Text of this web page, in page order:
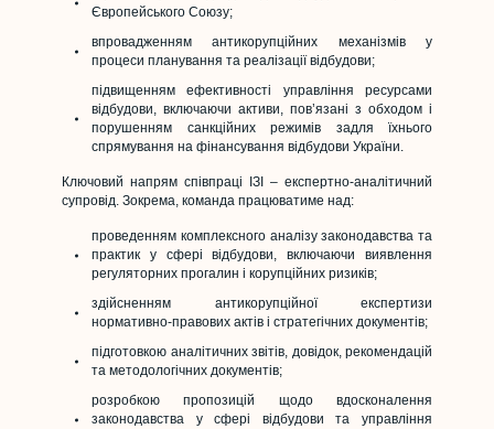
Європейського Союзу;
впровадженням антикорупційних механізмів у
процеси планування та реалізації відбудови;
підвищенням ефективності управління ресурсами
відбудови, включаючи активи, пов’язані з обходом і
порушенням санкційних режимів задля їхнього
спрямування на фінансування відбудови України.
Ключовий напрям співпраці ІЗІ – експертно-аналітичний
супровід. Зокрема, команда працюватиме над:
проведенням комплексного аналізу законодавства та
практик у сфері відбудови, включаючи виявлення
регуляторних прогалин і корупційних ризиків;
здійсненням антикорупційної експертизи
нормативно-правових актів і стратегічних документів;
підготовкою аналітичних звітів, довідок, рекомендацій
та методологічних документів;
розробкою пропозицій щодо вдосконалення
законодавства у сфері відбудови та управління